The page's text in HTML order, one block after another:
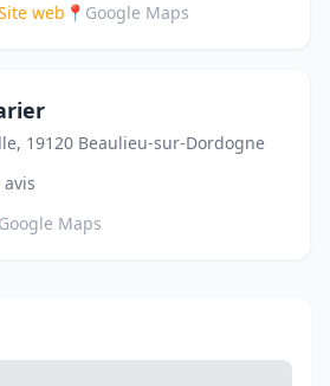
web 📍 Google Maps
19120 Beaulieu-sur-Dordogne
avis
Google Maps